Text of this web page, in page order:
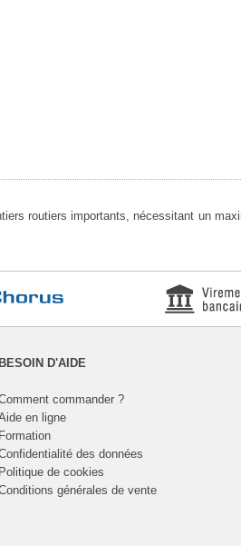
routiers importants, nécessitant un
BESOIN D'AIDE
commander ?
en ligne
Formation
des données
Politique de cookies
générales de vente